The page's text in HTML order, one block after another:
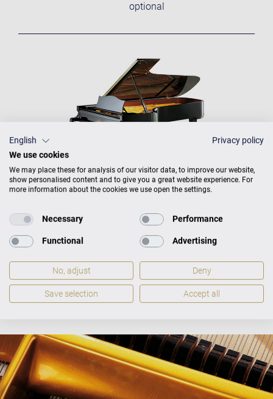
optional
C. BECHSTEIN CONCERT &
PRODUKTKATALOG
English
Privacy policy
We use cookies
We may place these for analysis of our visitor data, to improve our website,
show personalised content and to give you a great website experience. For
more information about the cookies we use open the settings.
Necessary Performance
Functional Advertising
No, adjust Deny
Save selection Accept all